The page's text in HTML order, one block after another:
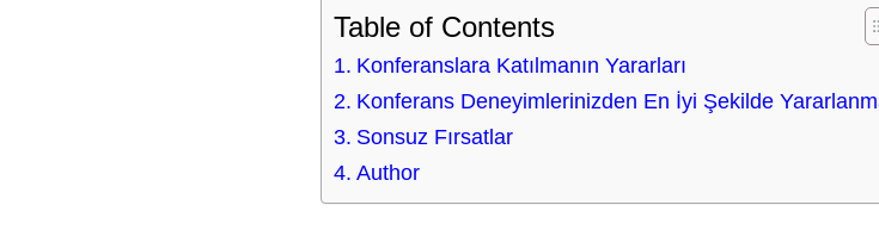
Table of Contents
Konferanslara Katılmanın Yararları
Konferans Deneyimlerinizden En İyi Şekilde
Sonsuz Fırsatlar
Author